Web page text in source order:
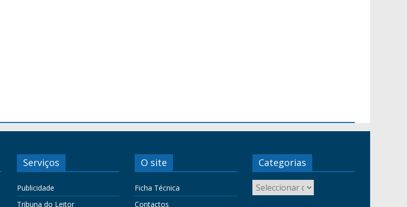
Serviços
Publicidade
Tribuna do Leitor
O site
Ficha Técnica
Contactos
Categorias